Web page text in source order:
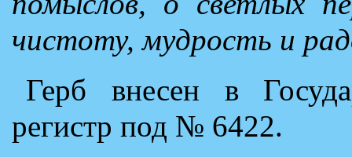
чистоту, мудрость и
Герб внесен в
регистр под № 6422.